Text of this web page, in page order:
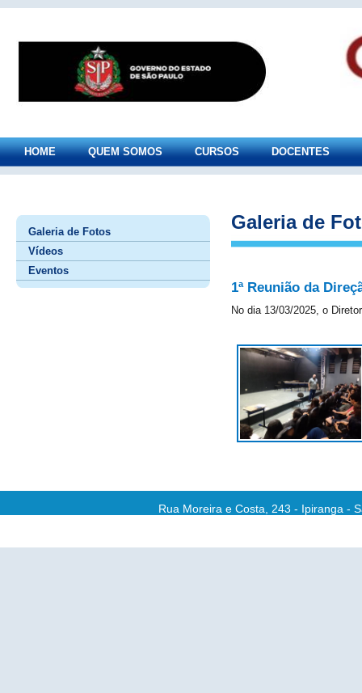
HOME QUEM SOMOS CURSOS DOCENTES
Galeria de Fotos
Vídeos
Eventos
Galeria de
1ª Reunião da
No dia 13/03/2025, o
Rua Moreira e Costa, 243 - Ipiranga -